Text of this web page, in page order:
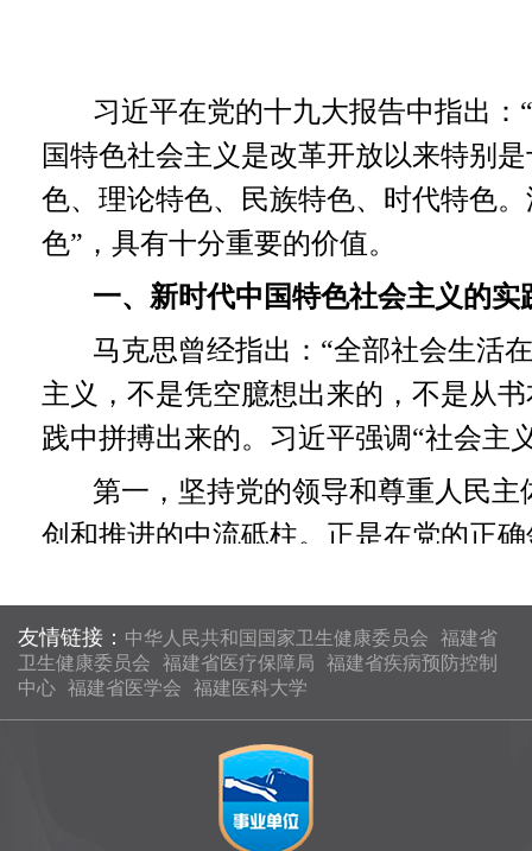
习近平在党的十九大报告中指出
国特色社会主义是改革开放以来特别
色、理论特色、民族特色、时代特色
色”，具有十分重要的价值。
一、新时代中国特色社会主义的实
马克思曾经指出：“全部社会生活
主义，不是凭空臆想出来的，不是从
践中拼搏出来的。习近平强调“社会主
第一，坚持党的领导和尊重人民
创和推进的中流砥柱。正是在党的正
主义是人民的要求和党的主张的统一
的实践，实际上就是中国共产党紧紧
斗目标，成为新时代中国特色社会主
第二，坚持以经济建设为中心和
友情链接： 中华人民共和国国家卫生健康委员会
福建省
卫生健康委员会
福建省医疗保障局
福建省疾病预防控制
中心 福建省医学会 福建医科大学